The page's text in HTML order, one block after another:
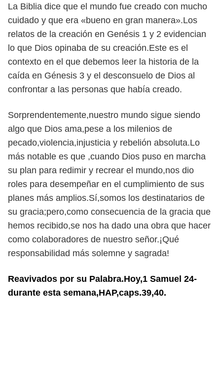
La Biblia dice que el mundo fue creado con mucho
cuidado y que era «bueno en gran manera».Los
relatos de la creación en Genésis 1 y 2 evidencian
lo que Dios opinaba de su creación.Este es el
contexto en el que debemos leer la historia de la
caída en Génesis 3 y el desconsuelo de Dios al
confrontar a las personas que había creado.
Sorprendentemente,nuestro mundo sigue siendo
algo que Dios ama,pese a los milenios de
pecado,violencia,injusticia y rebelión absoluta.Lo
más notable es que ,cuando Dios puso en marcha
su plan para redimir y recrear el mundo,nos dio
roles para desempeñar en el cumplimiento de sus
planes más amplios.Sí,somos los destinatarios de
su gracia;pero,como consecuencia de la gracia que
hemos recibido,se nos ha dado una obra que hacer
como colaboradores de nuestro señor.¡Qué
responsabilidad más solemne y sagrada!
Reavivados por su Palabra.Hoy,1 Samuel 24-
durante esta semana,HAP,caps.39,40.